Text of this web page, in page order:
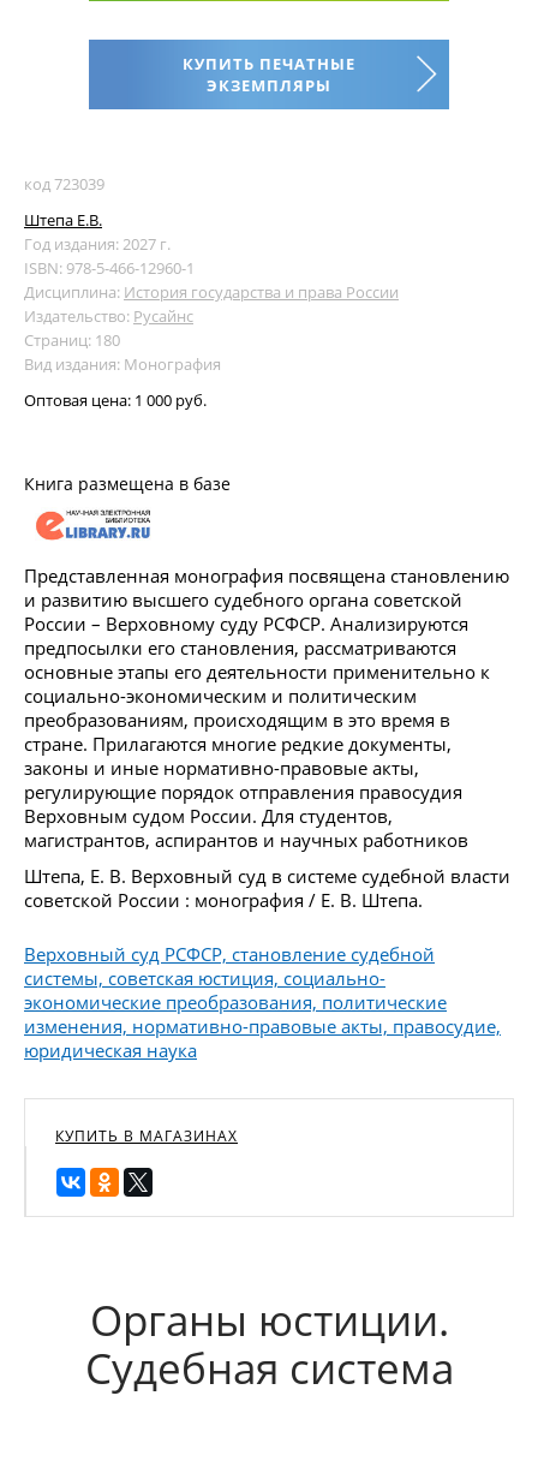
КУПИТЬ ПЕЧАТНЫЕ
ЭКЗЕМПЛЯРЫ
код 723039
Штепа Е.В.
Год издания: 2027 г.
ISBN: 978-5-466-12960-1
Дисциплина: История государства и права России
Издательство: Русайнс
Страниц: 180
Вид издания: Монография
Оптовая цена: 1 000 руб.
Книга размещена в базе
Представленная монография посвящена становлению
и развитию высшего судебного органа советской
России – Верховному суду РСФСР. Анализируются
предпосылки его становления, рассматриваются
основные этапы его деятельности применительно к
социально-экономическим и политическим
преобразованиям, происходящим в это время в
стране. Прилагаются многие редкие документы,
законы и иные нормативно-правовые акты,
регулирующие порядок отправления правосудия
Верховным судом России. Для студентов,
магистрантов, аспирантов и научных работников
Штепа, Е. В. Верховный суд в системе судебной власти
советской России : монография / Е. В. Штепа.
Верховный суд РСФСР, становление судебной
системы, советская юстиция, социально-
экономические преобразования, политические
изменения, нормативно-правовые акты, правосудие,
юридическая наука
КУПИТЬ В МАГАЗИНАХ
Органы юстиции.
Судебная система